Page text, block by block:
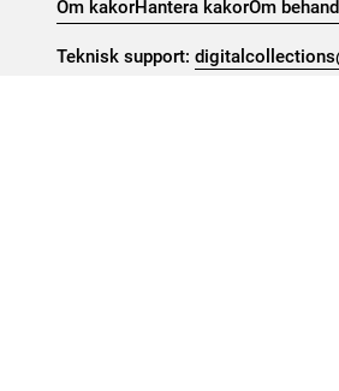
Om kakorHantera kakorOm
Teknisk support: